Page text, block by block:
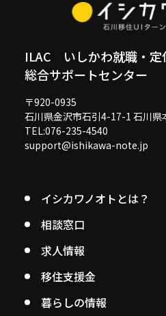
ILAC いしかわ就職・定
総合サポートセンター
〒920-0935
石川県金沢市石引4-17-1 石川県
TEL:076-235-4540
support@ishikawa-note.jp
イシカワノオトとは？
相談窓口
求人情報
移住支援金
暮らしの情報